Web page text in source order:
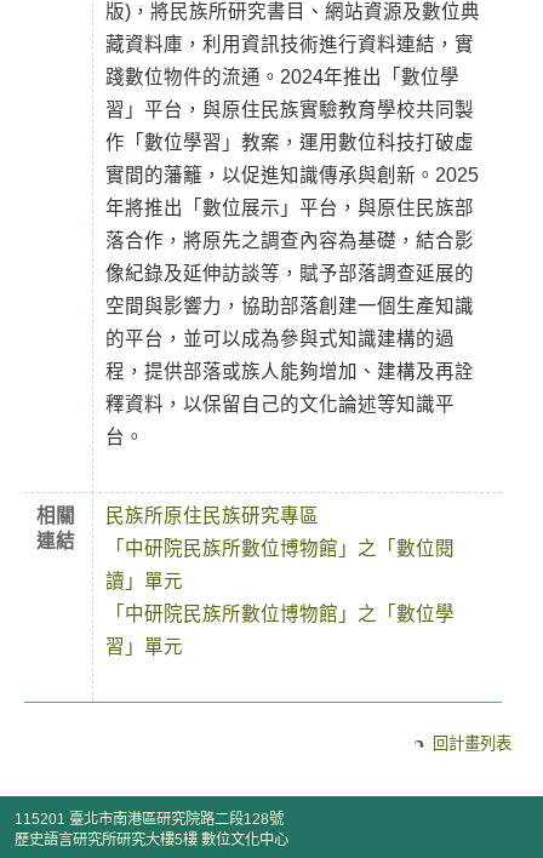
版)，將民族所研究書目、網站資源及數位典
藏資料庫，利用資訊技術進行資料連結，實
踐數位物件的流通。2024年推出「數位學
習」平台，與原住民族實驗教育學校共同製
作「數位學習」教案，運用數位科技打破虛
實間的藩籬，以促進知識傳承與創新。2025
年將推出「數位展示」平台，與原住民族部
落合作，將原先之調查內容為基礎，結合影
像紀錄及延伸訪談等，賦予部落調查延展的
空間與影響力，協助部落創建一個生產知識
的平台，並可以成為參與式知識建構的過
程，提供部落或族人能夠增加、建構及再詮
釋資料，以保留自己的文化論述等知識平
台。
相關
連結
民族所原住民族研究專區
「中研院民族所數位博物館」之「數位閱
讀」單元
「中研院民族所數位博物館」之「數位學
習」單元
回計畫列表
115201 臺北市南港區研究院路二段128號
歷史語言研究所研究大樓5樓 數位文化中心